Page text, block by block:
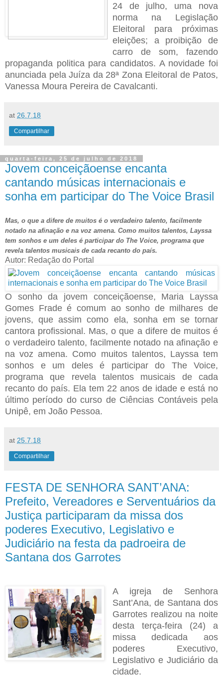
24 de julho, uma nova
norma na Legislação
Eleitoral para próximas
eleições; a proibição de
carro de som, fazendo
propaganda politica para candidatos. A novidade foi
anunciada pela Juíza da 28ª Zona Eleitoral de Patos,
Vanessa Moura Pereira de Cavalcanti.
at 26.7.18
Compartilhar
quarta-feira, 25 de julho de 2018
Jovem conceiçãoense encanta
cantando músicas internacionais e
sonha em participar do The Voice Brasil
Mas, o que a difere de muitos é o verdadeiro talento, facilmente
notado na afinação e na voz amena. Como muitos talentos, Layssa
tem sonhos e um deles é participar do The Voice, programa que
revela talentos musicais de cada recanto do país.
Autor: Redação do Portal
O sonho da jovem conceiçãoense, Maria Layssa
Gomes Frade é comum ao sonho de milhares de
jovens, que assim como ela, sonha em se tornar
cantora profissional. Mas, o que a difere de muitos é
o verdadeiro talento, facilmente notado na afinação e
na voz amena. Como muitos talentos, Layssa tem
sonhos e um deles é participar do The Voice,
programa que revela talentos musicais de cada
recanto do país. Ela tem 22 anos de idade e está no
último período do curso de Ciências Contáveis pela
Unipê, em João Pessoa.
at 25.7.18
Compartilhar
FESTA DE SENHORA SANT’ANA:
Prefeito, Vereadores e Serventuários da
Justiça participaram da missa dos
poderes Executivo, Legislativo e
Judiciário na festa da padroeira de
Santana dos Garrotes
A igreja de Senhora
Sant’Ana, de Santana dos
Garrotes realizou na noite
desta terça-feira (24) a
missa dedicada aos
poderes Executivo,
Legislativo e Judiciário da
cidade.